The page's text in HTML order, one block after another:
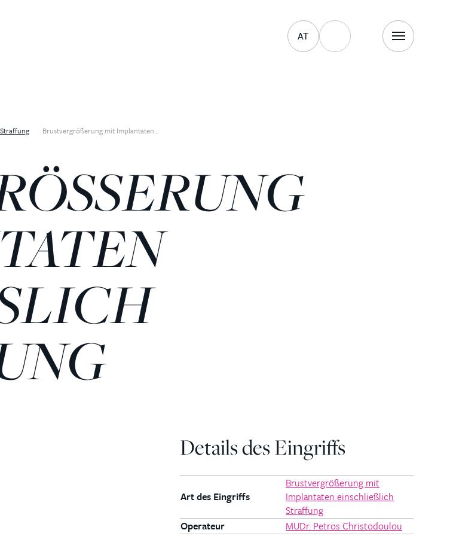
AT
Brustvergrößerung mit Implantaten…
M
E
MO
Details des Eingriffs
Art des Eingriffs
Brustvergrößerung mit
Implantaten einschließlich
Straffung
Operateur
MUDr. Petros Christodoulou